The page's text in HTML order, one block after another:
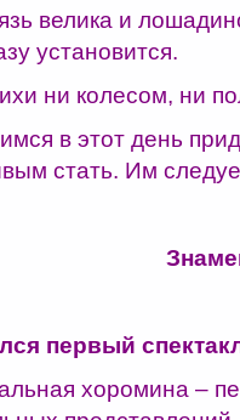
велика и
установится.
ни колесом, ни
в этот день
стать. Им
первый
хоромина –